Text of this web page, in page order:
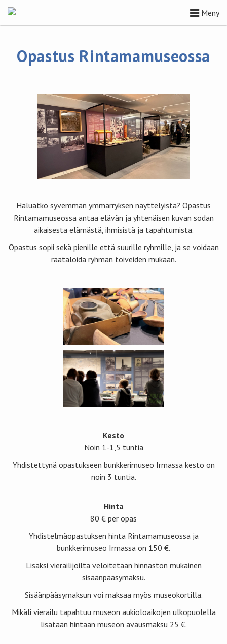
Meny
Opastus Rintamamuseossa
Haluatko syvemmän ymmärryksen näyttelyistä? Opastus
Rintamamuseossa antaa elävän ja yhtenäisen kuvan sodan
aikaisesta elämästä, ihmisistä ja tapahtumista.
Opastus sopii sekä pienille että suurille ryhmille, ja se voidaan
räätälöidä ryhmän toiveiden mukaan.
Kesto
Noin 1-1,5 tuntia
Yhdistettynä opastukseen bunkkerimuseo Irmassa kesto on
noin 3 tuntia.
Hinta
80 € per opas
Yhdistelmäopastuksen hinta Rintamamuseossa ja
bunkkerimuseo Irmassa on 150 €.
Lisäksi vierailijoilta veloitetaan hinnaston mukainen
sisäänpääsymaksu.
Sisäänpääsymaksun voi maksaa myös museokortilla.
Mikäli vierailu tapahtuu museon aukioloaikojen ulkopuolella
lisätään hintaan museon avausmaksu 25 €.